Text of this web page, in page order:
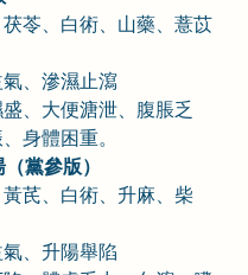
茯苓、白術、山藥、薏苡
、滲濕止瀉
、大便溏泄、腹脹乏
身體困重。
黨參版）
黃芪、白術、升麻、柴
、升陽舉陷